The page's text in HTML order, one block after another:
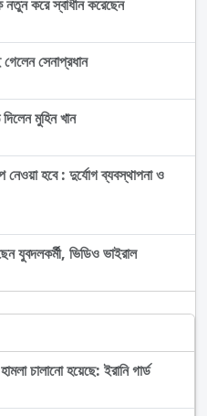
নতুন করে স্বাধীন করেছেন
সেনাপ্রধান
মুহিন খান
হবে : দুর্যোগ ব্যবস্থাপনা ও
যুবদলকর্মী, ভিডিও ভাইরাল
হামলা চালানো হয়েছে: ইরানি গার্ড